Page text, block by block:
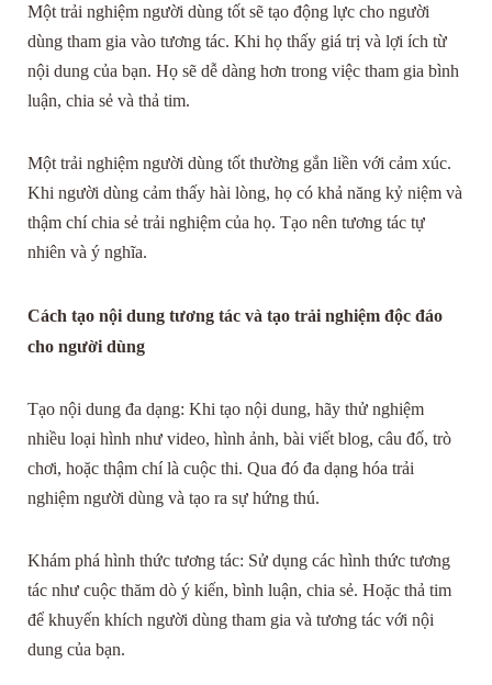
Một trải nghiệm người dùng tốt sẽ tạo động lực cho người
dùng tham gia vào tương tác. Khi họ thấy giá trị và lợi ích từ
nội dung của bạn. Họ sẽ dễ dàng hơn trong việc tham gia bình
luận, chia sẻ và thả tim.
Một trải nghiệm người dùng tốt thường gắn liền với cảm xúc.
Khi người dùng cảm thấy hài lòng, họ có khả năng kỷ niệm và
thậm chí chia sẻ trải nghiệm của họ. Tạo nên tương tác tự
nhiên và ý nghĩa.
Cách tạo nội dung tương tác và tạo trải nghiệm độc đáo
cho người dùng
Tạo nội dung đa dạng: Khi tạo nội dung, hãy thử nghiệm
nhiều loại hình như video, hình ảnh, bài viết blog, câu đố, trò
chơi, hoặc thậm chí là cuộc thi. Qua đó đa dạng hóa trải
nghiệm người dùng và tạo ra sự hứng thú.
Khám phá hình thức tương tác: Sử dụng các hình thức tương
tác như cuộc thăm dò ý kiến, bình luận, chia sẻ. Hoặc thả tim
để khuyến khích người dùng tham gia và tương tác với nội
dung của bạn.